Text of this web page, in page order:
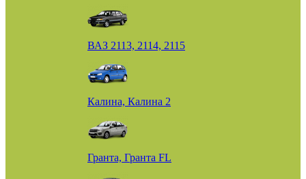
ВАЗ 2113, 2114, 2115
Калина, Калина 2
Гранта, Гранта FL